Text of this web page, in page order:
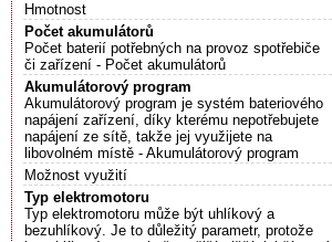
Hmotnost
Počet akumulátorů
Počet baterií potřebných na provoz spotřebiče
či zařízení - Počet akumulátorů
Akumulátorový program
Akumulátorový program je systém bateriového
napájení zařízení, díky kterému nepotřebujete
napájení ze sítě, takže jej využijete na
libovolném místě - Akumulátorový program
Možnost využití
Typ elektromotoru
Typ elektromotoru může být uhlíkový a
bezuhlíkový. Je to důležitý parametr, protože